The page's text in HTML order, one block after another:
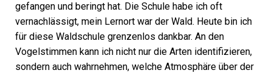
gefangen und beringt hat. Die Schule habe ich oft
vernachlässigt, mein Lernort war der Wald. Heute bin ich
für diese Waldschule grenzenlos dankbar. An den
Vogelstimmen kann ich nicht nur die Arten identifizieren,
sondern auch wahrnehmen, welche Atmosphäre über der